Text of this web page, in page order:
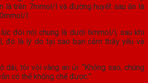
là trên 7mmol/l và đường huyết sau ăn là
l.
đói nói chung là dưới 6mmol/l, sau khi
đó là lý do tại sao bạn cảm thấy yếu và
dài, tôi vội vàng an ủi: “Không sao, chúng
có thể khống chế được.”